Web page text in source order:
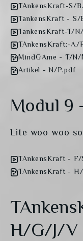
TAnkensKraft-S/
TankensKraft - S/
TankensKraft-T/
TAnkensKraft:-A/
MindGAme - T/
Artikel - N/P.pdf
Modul 9
Lite woo woo
TAnkensKraft -
TAnkensKraft -
H/G/J/V